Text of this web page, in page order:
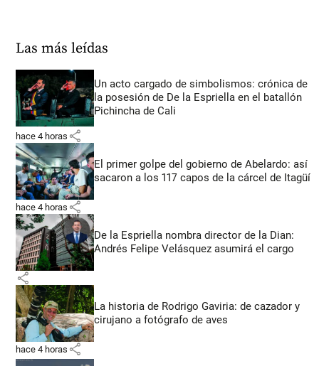
Las más leídas
Un acto cargado de simbolismos: crónica de
la posesión de De la Espriella en el batallón
Pichincha de Cali
hace 4 horas share
El primer golpe del gobierno de Abelardo: así
sacaron a los 117 capos de la cárcel de Itagüí
hace 4 horas share
De la Espriella nombra director de la Dian:
Andrés Felipe Velásquez asumirá el cargo
share
La historia de Rodrigo Gaviria: de cazador y
cirujano a fotógrafo de aves
hace 4 horas share